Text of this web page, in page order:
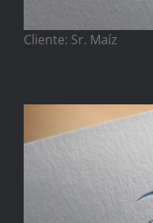
Cliente: Sr. Maíz